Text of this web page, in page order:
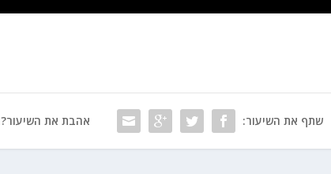
שתף את השיעור: אהבת את השיעור?